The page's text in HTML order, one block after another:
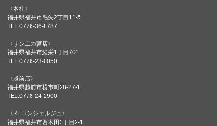
〈本社〉
福井県福井市毛矢2丁目11-5
TEL.0776-36-8787
〈サン二の宮店〉
福井県福井市経栄1丁目701
TEL.0776-23-0050
〈越前店〉
福井県越前市横市町28-27-1
TEL.0778-24-2900
〈REコンシェルジュ〉
福井県福井市西木田3丁目2-1